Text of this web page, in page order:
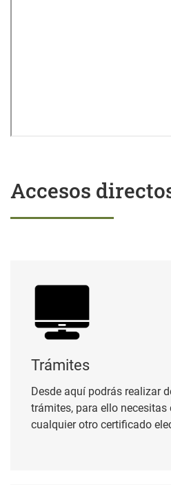
Accesos
Trámites
Desde aquí podrás realizar
trámites, para ello necesitas
cualquier otro certificado